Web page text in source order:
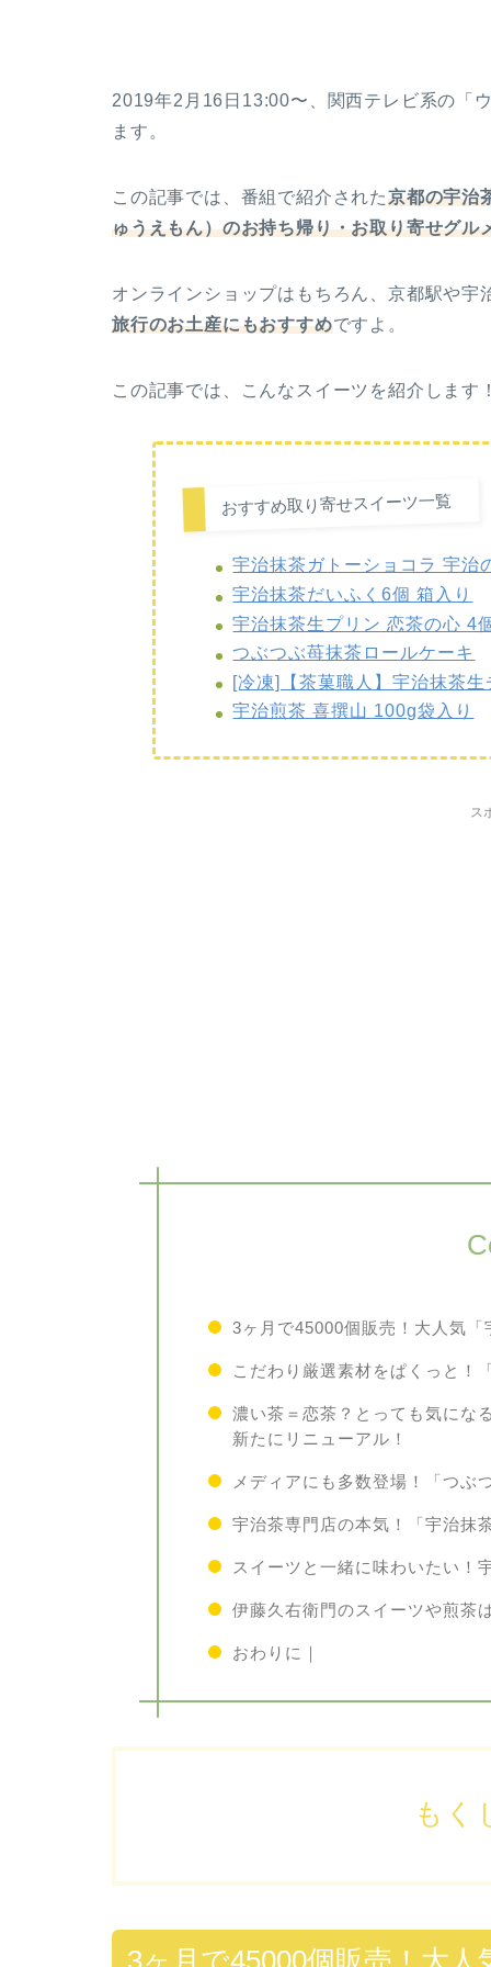
2019年2月16日13:00〜、関西テレビ系の「
ます。
この記事では、番組で紹介された京都の宇治
ゅうえもん）のお持ち帰り・お取り寄せグル
オンラインショップはもちろん、京都駅や宇
旅行のお土産にもおすすめですよ。
この記事では、こんなスイーツを紹介します
おすすめ取り寄せスイーツ一覧
宇治抹茶ガトーショコラ 宇治
宇治抹茶だいふく6個 箱入り
宇治抹茶生プリン 恋茶の心 4
つぶつぶ苺抹茶ロールケーキ
[冷凍]【茶菓職人】宇治抹茶
宇治煎茶 喜撰山 100g袋入り
ス
3ヶ月で45000個販売！大人気
こだわり厳選素材をぱくっと！
濃い茶＝恋茶？とっても気にな
新たにリニューアル！
メディアにも多数登場！「つぶ
宇治茶専門店の本気！「宇治抹
スイーツと一緒に味わいたい！
伊藤久右衛門のスイーツや煎茶
おわりに｜
もく